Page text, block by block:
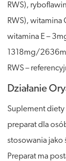
RWS),
RWS), witamina
witamina E –
1318mg/
RWS –
Działanie
Suplement diety
preparat dla
stosowania jako
Preparat ma